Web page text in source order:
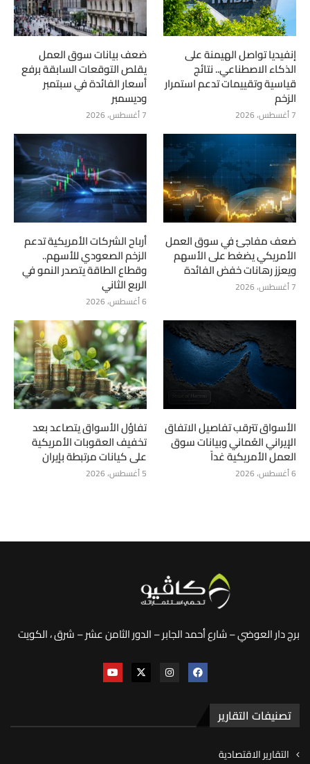
إنفيديا تواصل الهيمنة على
الذكاء الاصطناعي.. نتائج
قياسية وتقييمات تدعم استمرار
الزخم
7 أغسطس، 2026
ضعف بيانات سوق العمل
يقلص التوقعات السابقة برفع
أسعار الفائدة في سبتمبر
وديسمبر
7 أغسطس، 2026
ضعف مفاجئ في سوق العمل
الأمريكي يضغط على الأسهم
ويعزز رهانات خفض الفائدة
7 أغسطس، 2026
أرباح الشركات الأمريكية تدعم
الزخم الصعودي للأسهم..
وقطاع الطاقة يتصدر النمو في
الربع الثاني
6 أغسطس، 2026
الأسواق تترقب تفاصيل الاتفاق
الإيراني العُماني وبيانات سوق
العمل الأمريكية غداً
6 أغسطس، 2026
تفاؤل الأسواق يتصاعد بعد
تخفيف العقوبات الأمريكية
على كيانات مرتبطة بإيران
5 أغسطس، 2026
برج دار العوضي – شارع أحمد الجابر – الدور الثامن عشر – شرق ، الكويت
تصنيفات التقارير
التقارير الاقتصادية